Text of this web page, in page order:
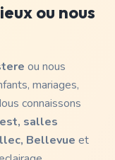
ou nous
ou nous
mariages,
connaissons
salles
Bellevue et